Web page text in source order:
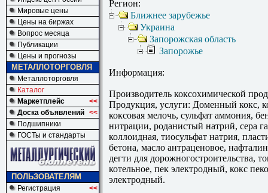
Мировые цены
Цены на биржах
Вопрос месяца
Публикации
Цены и прогнозы
МЕТАЛЛОТОРГОВЛЯ
Металлоторговля
Каталог
Маркетплейс
<<
Доска объявлений <<
Подшипники
ГОСТы и стандарты
ПОЛЬЗОВАТЕЛЯМ
Регистрация
<<
Регион:
Ближнее зарубежье
Украина
Запорожская область
Запорожье
Информация:
Производитель коксохимической
Продукция, услуги: Доменный кокс,
коксовая мелочь, сульфат аммония,
нитрации, роданистый натрий, сера
коллоидная, тиосульфат натрия,
бетона, масло антраценовое,
дегти для дорожногостроительства,
котельное, пек электродный, кокс
электродный.